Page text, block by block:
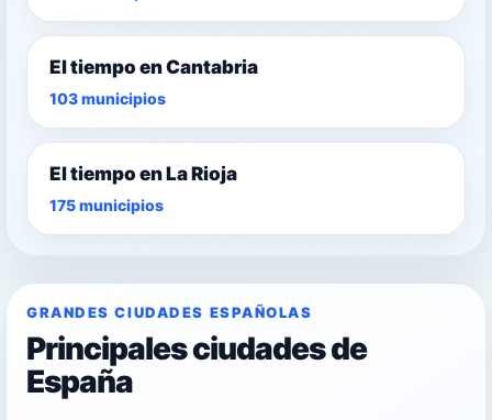
El tiempo en Cantabria
103 municipios
El tiempo en La Rioja
175 municipios
GRANDES CIUDADES ESPAÑOLAS
Principales ciudades de
España